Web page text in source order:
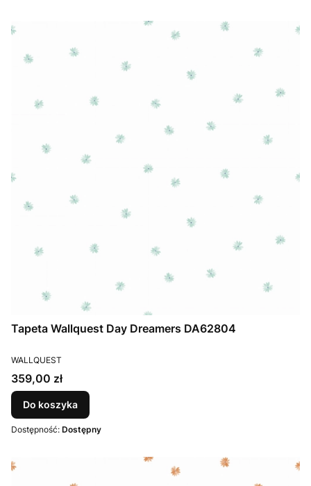
Tapeta Wallquest Day Dreamers DA62804
PRODUCENT
WALLQUEST
Cena
359,00 zł
Do koszyka
Dostępność: Dostępny